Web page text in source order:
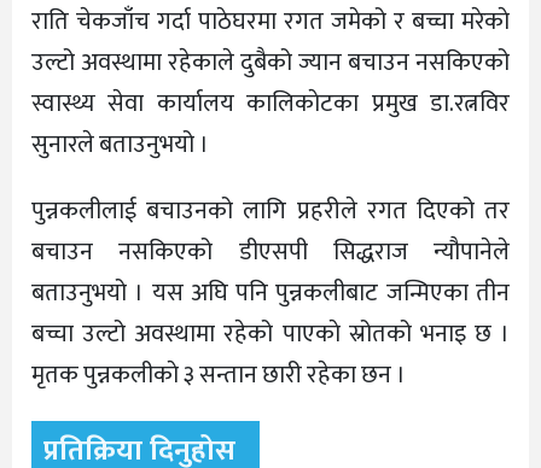
राति चेकजाँच गर्दा पाठेघरमा रगत जमेको र बच्चा मरेकाे
उल्टो अवस्थामा रहेकाले दुबैको ज्यान बचाउन नसकिएको
स्वास्थ्य सेवा कार्यालय कालिकाेटका प्रमुख डा.रत्नविर
सुनारले बताउनुभयो ।
पुन्नकलीलाई बचाउनको लागि प्रहरीले रगत दिएको तर
बचाउन नसकिएको डीएसपी सिद्धराज न्यौपानेले
बताउनुभयो । यस अघि पनि पुन्नकलीबाट जन्मिएका तीन
बच्चा उल्टो अवस्थामा रहेको पाएकाे स्रोतको भनाइ छ ।
मृतक पुन्नकलीकाे ३ सन्तान छारी रहेका छन ।
प्रतिक्रिया दिनुहोस